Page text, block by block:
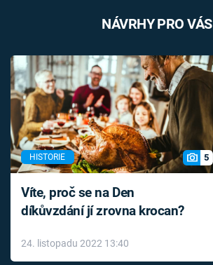
NÁVRHY PRO VÁS
HISTORIE 5
Víte, proč se na Den
díkůvzdání jí zrovna krocan?
24. listopadu 2022 13:40